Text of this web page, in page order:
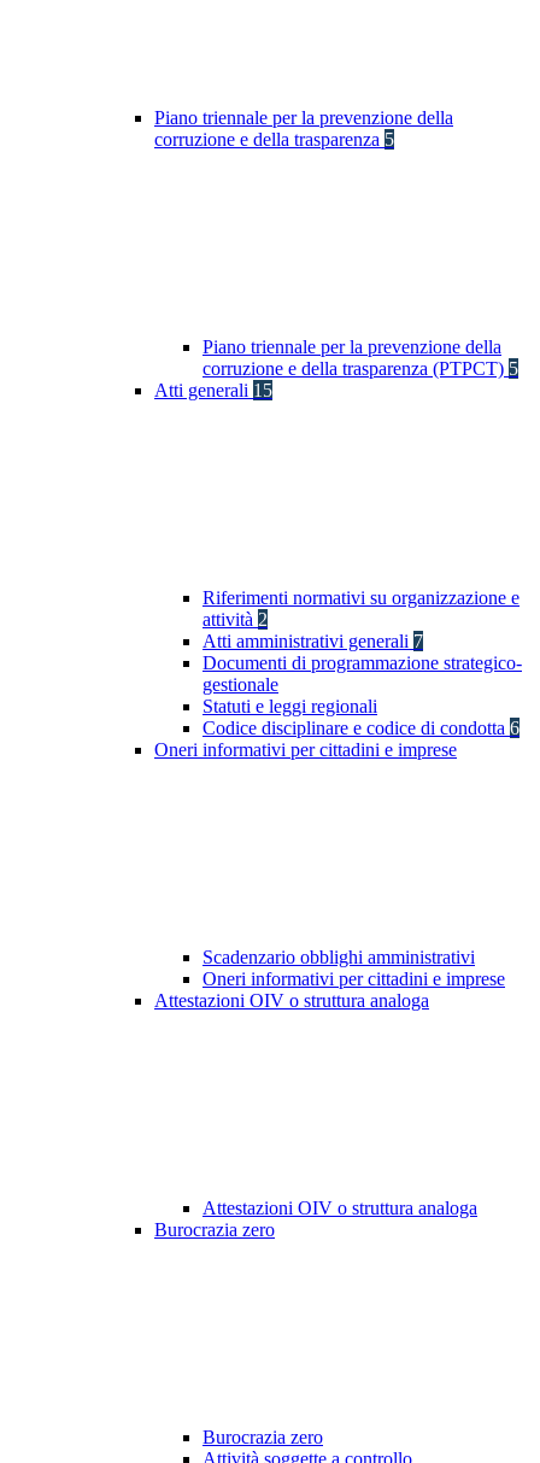
Piano triennale per la prevenzione della
corruzione e della trasparenza 5
Piano triennale per la prevenzione della
corruzione e della trasparenza (PTPCT) 5
Atti generali 15
Riferimenti normativi su organizzazione e
attività 2
Atti amministrativi generali 7
Documenti di programmazione strategico-
gestionale
Statuti e leggi regionali
Codice disciplinare e codice di condotta 6
Oneri informativi per cittadini e imprese
Scadenzario obblighi amministrativi
Oneri informativi per cittadini e imprese
Attestazioni OIV o struttura analoga
Attestazioni OIV o struttura analoga
Burocrazia zero
Burocrazia zero